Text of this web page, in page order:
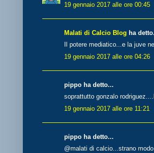
19 gennaio 2017 alle ore 00:45
Malati di Calcio Blog ha
Il potere mediatico...e la juve
19 gennaio 2017 alle ore 04:26
pippo ha detto...
soprattutto gonzalo
19 gennaio 2017 alle ore 11:21
pippo ha detto...
@malati di calcio...strano